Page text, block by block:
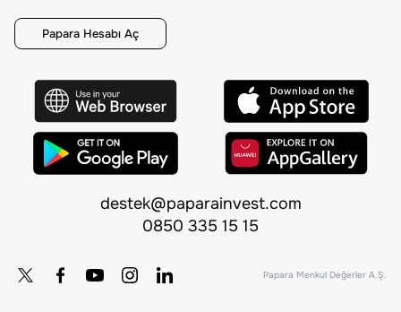
Papara Hesabı Aç
destek@paparainvest.com
0850 335 15 15
Papara Menkul Değerler A.Ş.